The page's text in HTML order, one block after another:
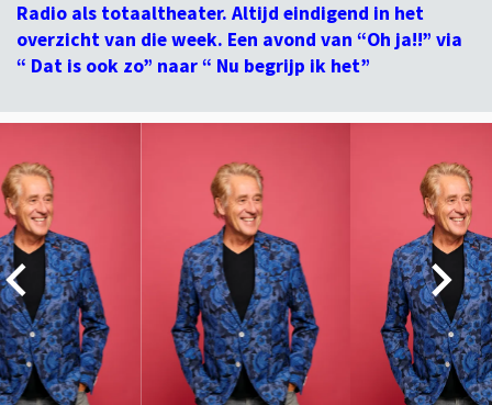
Radio als totaaltheater. Altijd eindigend in het
overzicht van die week. Een avond van “Oh ja!!” via
“ Dat is ook zo” naar “ Nu begrijp ik het”